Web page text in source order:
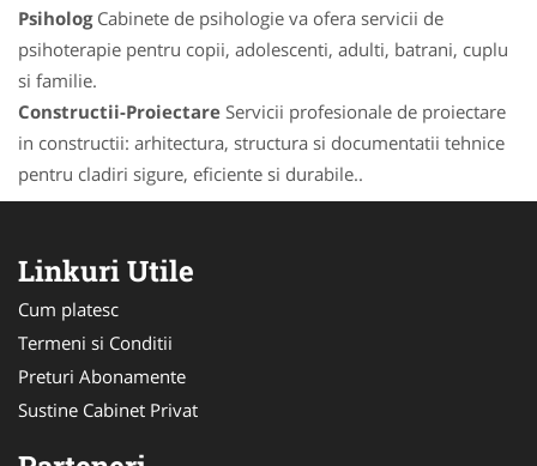
PsihologCabinete de psihologie va ofera servicii de
psihoterapie pentru copii, adolescenti, adulti, batrani, cuplu
si familie.
Constructii-Proiectare Servicii profesionale de proiectare
in constructii: arhitectura, structura si documentatii tehnice
pentru cladiri sigure, eficiente si durabile..
Linkuri Utile
Cum platesc
Termeni si Conditii
Preturi Abonamente
Sustine Cabinet Privat